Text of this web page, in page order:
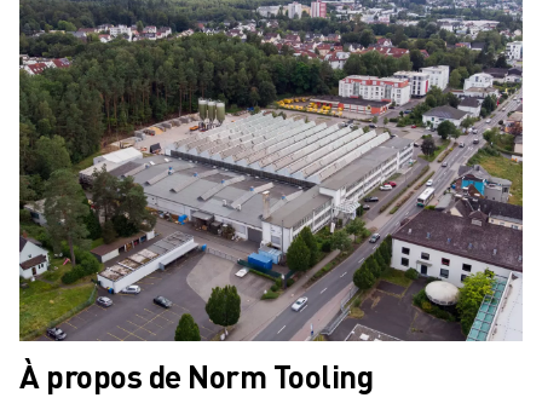
À propos de Norm Tooling